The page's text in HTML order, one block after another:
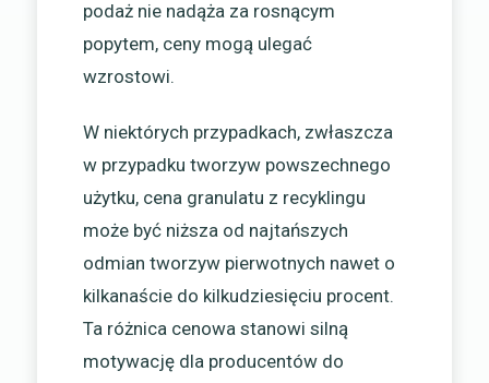
podaż nie nadąża za rosnącym
popytem, ceny mogą ulegać
wzrostowi.
W niektórych przypadkach, zwłaszcza
w przypadku tworzyw powszechnego
użytku, cena granulatu z recyklingu
może być niższa od najtańszych
odmian tworzyw pierwotnych nawet o
kilkanaście do kilkudziesięciu procent.
Ta różnica cenowa stanowi silną
motywację dla producentów do